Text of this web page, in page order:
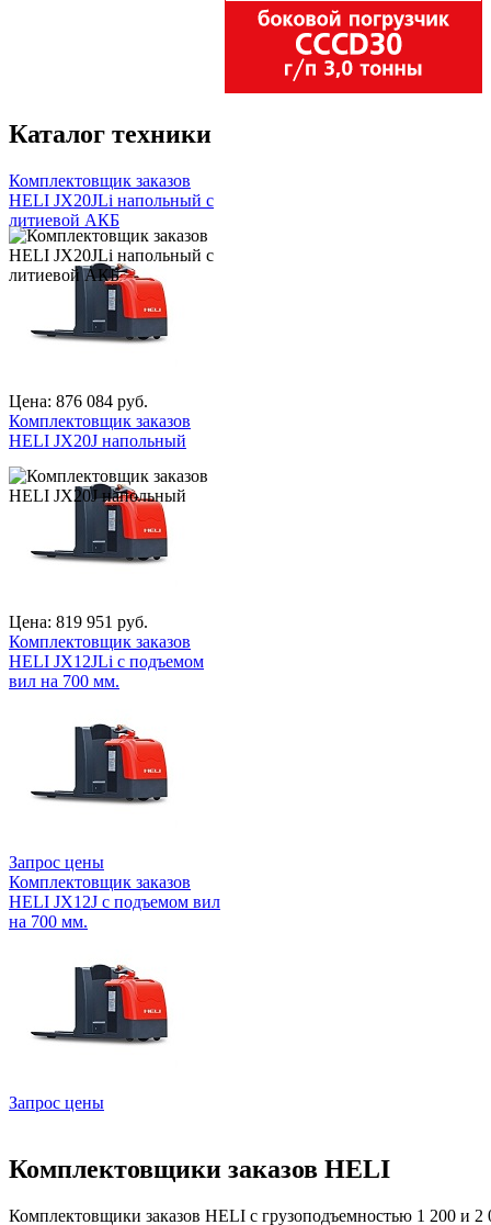
Каталог техники
Комплектовщик заказов
HELI JX20JLi напольный с
литиевой АКБ
Цена: 876 084 руб.
Комплектовщик заказов
HELI JX20J напольный
Цена: 819 951 руб.
Комплектовщик заказов
HELI JX12JLi с подъемом
вил на 700 мм.
Запрос цены
Комплектовщик заказов
HELI JX12J с подъемом вил
на 700 мм.
Запрос цены
Комплектовщики заказов HELI
Комплектовщики заказов HELI с грузоподъемностью 1 200 и 2